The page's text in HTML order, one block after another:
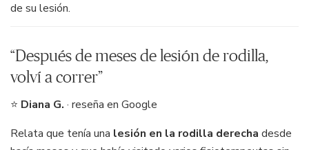
de su lesión.
“Después de meses de lesión de rodilla,
volví a correr”
⭐ Diana G. · reseña en Google
Relata que tenía una lesión en la rodilla derecha desde